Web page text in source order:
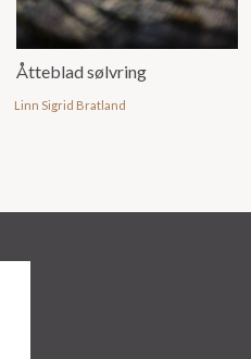
Åtteblad sølvring
Linn Sigrid Bratland